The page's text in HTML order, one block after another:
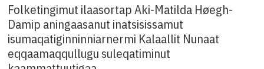
Folketingimut ilaasortap Aki-Matilda Høegh-
Damip aningaasanut inatsisissamut
isumaqatiginninniarnermi Kalaallit Nunaat
eqqaamaqqullugu suleqatiminut